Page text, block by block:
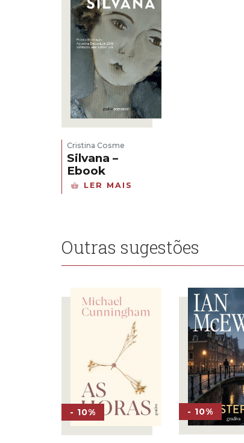
Cristina Cosme
Silvana –
Ebook
LER MAIS
Outras sugestões
- 10% - 10%